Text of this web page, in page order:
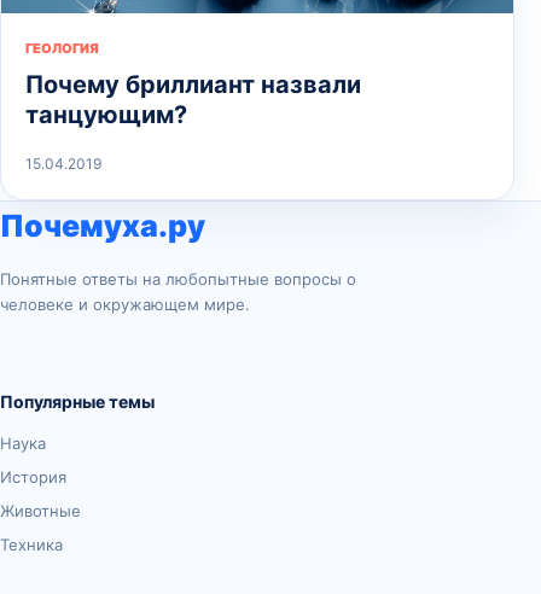
ГЕОЛОГИЯ
Почему бриллиант назвали
танцующим?
15.04.2019
Почемуха.ру
Понятные ответы на любопытные вопросы о
человеке и окружающем мире.
Популярные темы
Наука
История
Животные
Техника